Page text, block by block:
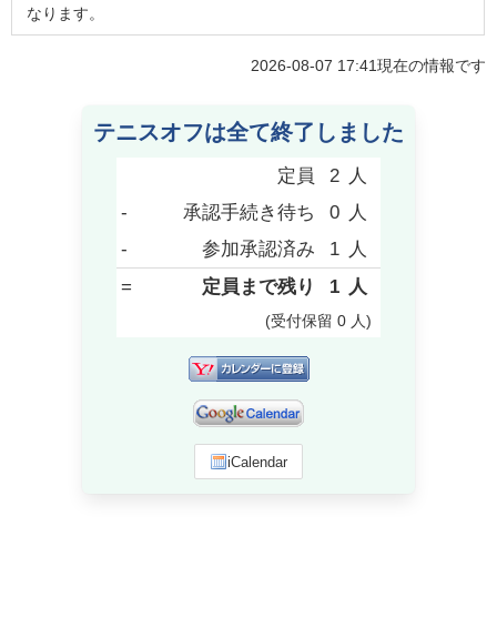
なります。
2026-08-07 17:41現在の情報です
テニスオフは全て終了しました
定員 2 人
-
承認手続き待ち 0 人
-
参加承認済み 1 人
=
定員まで残り 1 人
(受付保留 0 人)
iCalendar